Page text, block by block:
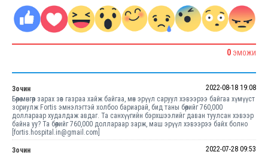
0 ЭМОЖИ
Зочин
2022-08-18 19:08
Бөөрөө мөнгөөр ​​зарах зөв газраа хайж байгаа, мөн эрүүл саруул хэвээрээ байгаа хүмүүст
зориулж Fortis эмнэлэгтэй холбоо бариарай, бид таны бөөрийг 760,000
доллараар худалдаж авдаг. Та санхүүгийн бэрхшээлийг даван туулсан хэвээр
байна уу? Та бөөрийг 760,000 доллараар зарж, маш эрүүл хэвээрээ байх болно
[fortis.hospital.in@gmail.com]
Зочин
2022-07-28 09:53